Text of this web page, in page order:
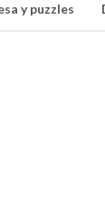
y puzzles